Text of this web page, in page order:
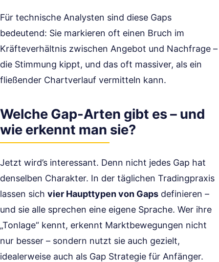
Für technische Analysten sind diese Gaps
bedeutend: Sie markieren oft einen Bruch im
Kräfteverhältnis zwischen Angebot und Nachfrage –
die Stimmung kippt, und das oft massiver, als ein
fließender Chartverlauf vermitteln kann.
Welche Gap-Arten gibt es – und
wie erkennt man sie?
Jetzt wird’s interessant. Denn nicht jedes Gap hat
denselben Charakter. In der täglichen Tradingpraxis
lassen sich vier Haupttypen von Gaps definieren –
und sie alle sprechen eine eigene Sprache. Wer ihre
„Tonlage“ kennt, erkennt Marktbewegungen nicht
nur besser – sondern nutzt sie auch gezielt,
idealerweise auch als Gap Strategie für Anfänger.